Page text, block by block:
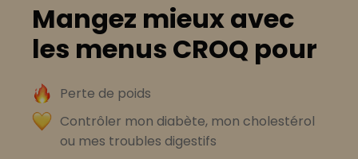
Mangez mieux avec
les menus CROQ pour
Perte de poids
Contrôler mon diabète, mon cholestérol
ou mes troubles digestifs